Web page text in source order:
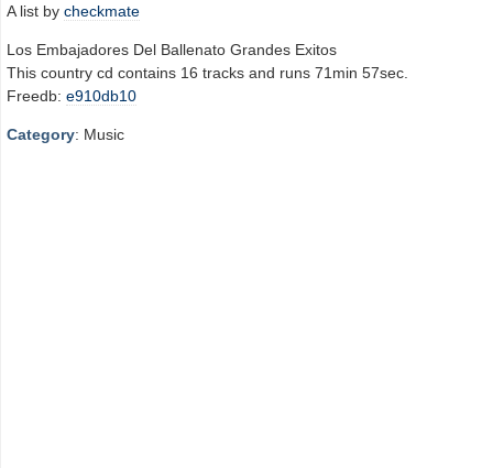
A list by checkmate
Los Embajadores Del Ballenato Grandes Exitos
This country cd contains 16 tracks and runs 71min 57sec.
Freedb: e910db10
Category: Music